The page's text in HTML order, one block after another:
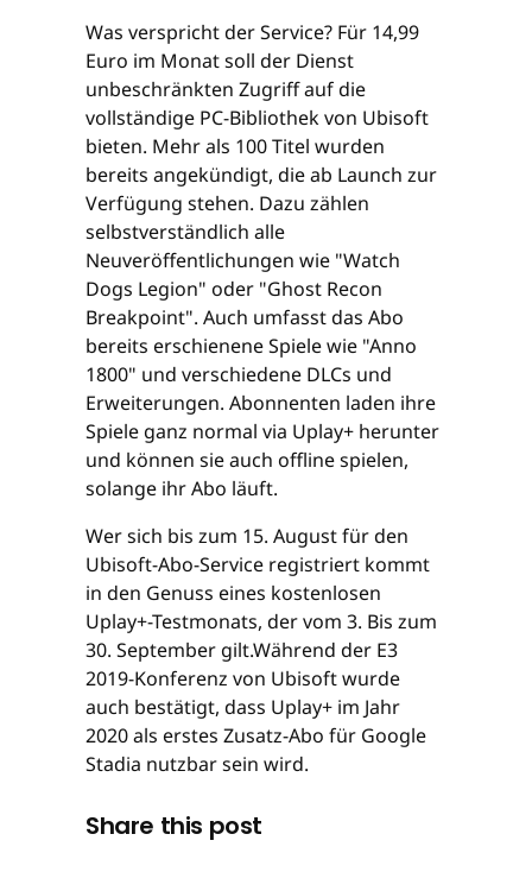
Was verspricht der Service? Für 14,99
Euro im Monat soll der Dienst
unbeschränkten Zugriff auf die
vollständige PC-Bibliothek von Ubisoft
bieten. Mehr als 100 Titel wurden
bereits angekündigt, die ab Launch zur
Verfügung stehen. Dazu zählen
selbstverständlich alle
Neuveröffentlichungen wie "Watch
Dogs Legion" oder "Ghost Recon
Breakpoint". Auch umfasst das Abo
bereits erschienene Spiele wie "Anno
1800" und verschiedene DLCs und
Erweiterungen. Abonnenten laden ihre
Spiele ganz normal via Uplay+ herunter
und können sie auch offline spielen,
solange ihr Abo läuft.
Wer sich bis zum 15. August für den
Ubisoft-Abo-Service registriert kommt
in den Genuss eines kostenlosen
Uplay+-Testmonats, der vom 3. Bis zum
30. September gilt.Während der E3
2019-Konferenz von Ubisoft wurde
auch bestätigt, dass Uplay+ im Jahr
2020 als erstes Zusatz-Abo für Google
Stadia nutzbar sein wird.
Share this post